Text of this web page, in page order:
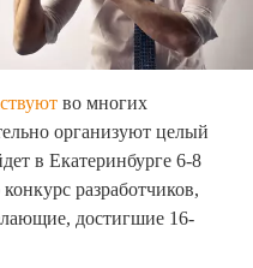
во многих
организуют целый
в Екатеринбурге 6-8
разработчиков,
достигшие 16-